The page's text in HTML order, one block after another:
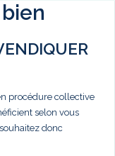
procédure collective
selon vous
donc